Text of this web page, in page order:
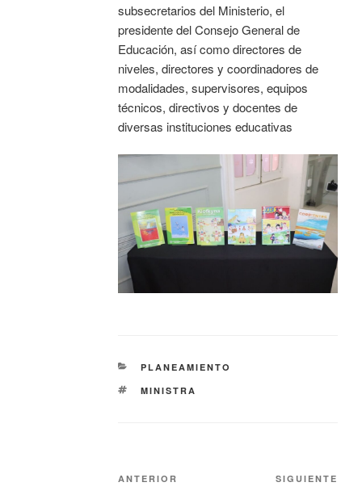
subsecretarios del Ministerio, el
presidente del Consejo General de
Educación, así como directores de
niveles, directores y coordinadores de
modalidades, supervisores, equipos
técnicos, directivos y docentes de
diversas instituciones educativas
PLANEAMIENTO
MINISTRA
ANTERIOR SIGUIENTE